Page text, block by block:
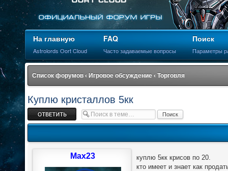
На главную
Astrolords Oort Cloud
FAQ
Часто задаваемые вопросы
Поиск
Параметры
Список форумов ‹ Игровое обсуждение ‹ Торговля
Куплю кристаллов 5кк
Ответить
куплю 5кк крисов по 20.
кто имеет и знает как
Max23